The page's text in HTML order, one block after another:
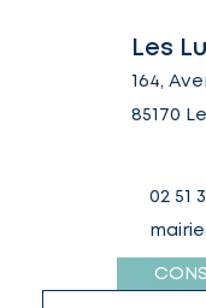
Les
164,
85170
02 51